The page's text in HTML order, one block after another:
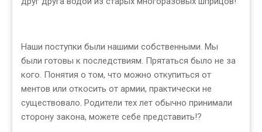
Наши поступки были нашими собственными. Мы
были готовы к последствиям. Прятаться было не за
кого. Понятия о том, что можно откупиться от
ментов или откосить от армии, практически не
существовало. Родители тех лет обычно принимали
сторону закона, можете себе представить!?